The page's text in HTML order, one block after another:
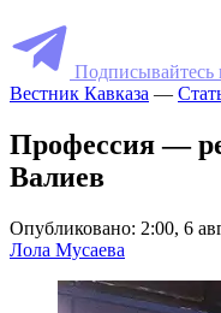
Подписывайтесь
Вестник Кавказа —
Профессия —
Валиев
Опубликовано: 2:00, 6
Лола Мусаева